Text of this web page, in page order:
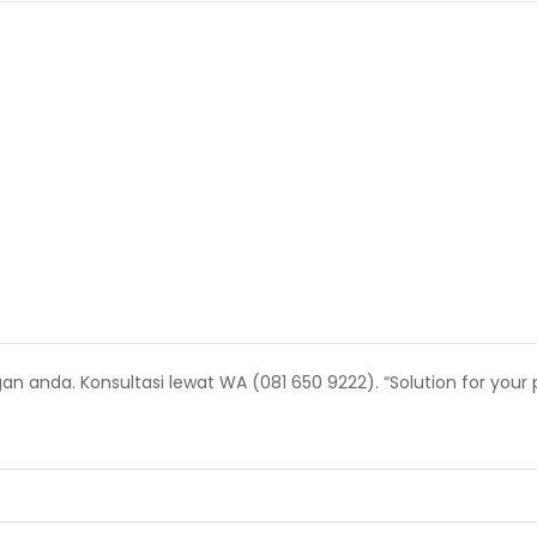
Konsultasi lewat WA (081 650 9222). “Solution for your